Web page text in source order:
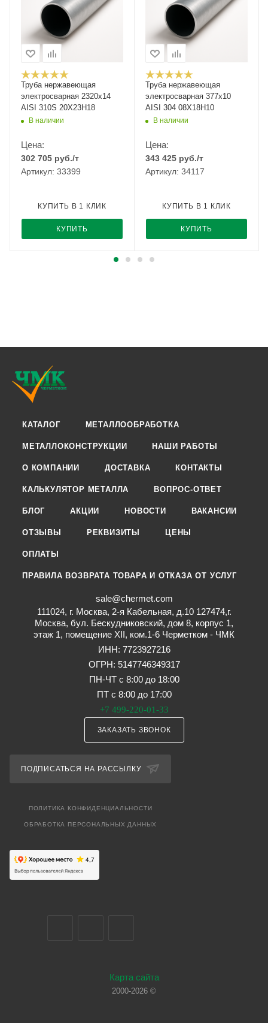
Труба нержавеющая
электросварная 2320х14
AISI 310S 20Х23Н18
В наличии
Цена:
302 705 руб./т
Артикул: 33399
КУПИТЬ
КУПИТЬ В 1 КЛИК
Труба нержавеющая
электросварная 377х10
AISI 304 08Х18Н10
В наличии
Цена:
343 425 руб./т
Артикул: 34117
КУПИТЬ
КУПИТЬ В 1 КЛИК
КАТАЛОГ МЕТАЛЛООБРАБОТКА
МЕТАЛЛОКОНСТРУКЦИИ НАШИ РАБОТЫ
О КОМПАНИИ ДОСТАВКА КОНТАКТЫ
КАЛЬКУЛЯТОР МЕТАЛЛА ВОПРОС-ОТВЕТ
БЛОГ АКЦИИ НОВОСТИ ВАКАНСИИ
ОТЗЫВЫ РЕКВИЗИТЫ ЦЕНЫ
ОПЛАТЫ
ПРАВИЛА ВОЗВРАТА ТОВАРА И ОТКАЗА ОТ УСЛУГ
sale@chermet.com
111024, г. Москва, 2-я Кабельная, д.10 127474,г.
Москва, бул. Бескудниковский, дом 8, корпус 1,
этаж 1, помещение XII, ком.1-6 Черметком - ЧМК
ИНН: 7723927216
ОГРН: 5147746349317
ПН-ЧТ с 8:00 до 18:00
ПТ с 8:00 до 17:00
+7 499-220-01-33
ЗАКАЗАТЬ ЗВОНОК
ПОДПИСАТЬСЯ НА РАССЫЛКУ
ПОЛИТИКА КОНФИДЕНЦИАЛЬНОСТИ
ОБРАБОТКА ПЕРСОНАЛЬНЫХ ДАННЫХ
Карта сайта
2000-2026 ©